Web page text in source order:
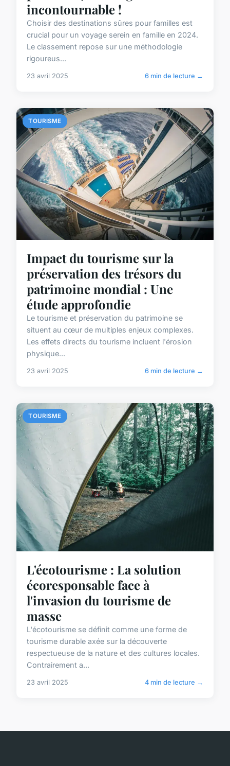
incontournable !
Choisir des destinations sûres pour familles est
crucial pour un voyage serein en famille en 2024.
Le classement repose sur une méthodologie
rigoureus...
23 avril 2025 6 min de lecture →
TOURISME
Impact du tourisme sur la
préservation des trésors du
patrimoine mondial : Une
étude approfondie
Le tourisme et préservation du patrimoine se
situent au cœur de multiples enjeux complexes.
Les effets directs du tourisme incluent l'érosion
physique...
23 avril 2025 6 min de lecture →
TOURISME
L'écotourisme : La solution
écoresponsable face à
l'invasion du tourisme de
masse
L'écotourisme se définit comme une forme de
tourisme durable axée sur la découverte
respectueuse de la nature et des cultures locales.
Contrairement a...
23 avril 2025 4 min de lecture →